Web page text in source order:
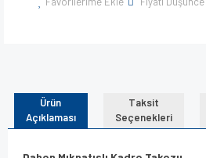
Ürün
Açıklaması
Taksit
Seçenekleri